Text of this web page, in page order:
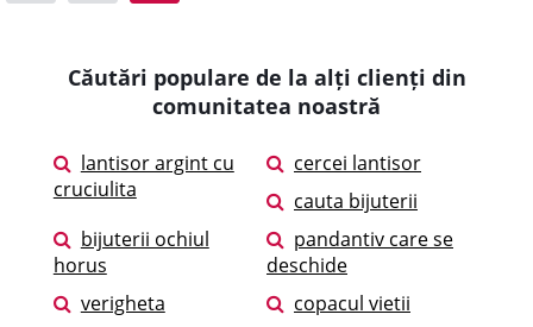
Căutări populare de la alți clienți din
comunitatea noastră
lantisor argint cu
cruciulita
cercei lantisor
cauta bijuterii
bijuterii ochiul
horus
pandantiv care se
deschide
verigheta
copacul vietii